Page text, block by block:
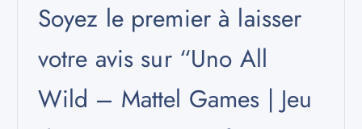
Soyez le premier à laisser
votre avis sur “Uno All
Wild – Mattel Games | Jeu